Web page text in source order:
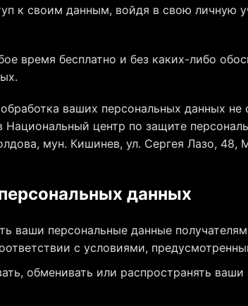
к своим данным, войдя в свою личную
время бесплатно и без каких-либо
ваших персональных данных не
Национальный центр по защите
мун. Кишинев, ул. Сергея Лазо, 48,
данных
ваши персональные данные
с условиями,
обменивать или распространять